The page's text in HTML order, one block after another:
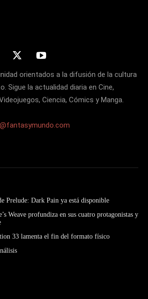
orientados a la difusión de la cultura
Sigue la actualidad diaria en Cine,
Ciencia, Cómics y Manga.
Prelude: Dark Pain ya está disponible
Weave profundiza en sus cuatro protagonistas y
33 lamenta el fin del formato físico